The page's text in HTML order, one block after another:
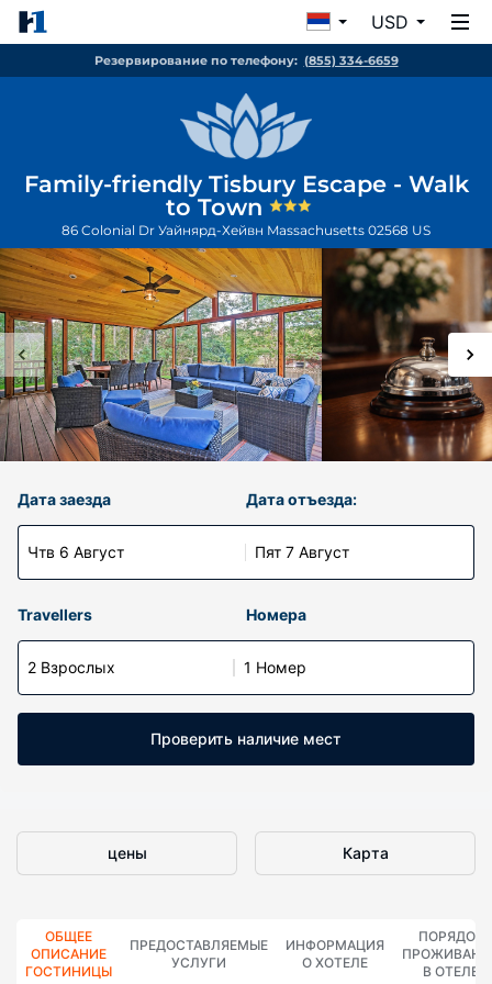
USD
Резервирование по телефону: (855) 334-6659
Family-friendly Tisbury Escape - Walk
to Town
86 Colonial Dr Уайнярд-Хейвн Massachusetts 02568 US
Дата заезда
Чтв 6 Август
Дата отъезда:
Пят 7 Август
Travellers Номера
2 Взрослых 1 Номер
Проверить наличие мест
цены Карта
ОБЩЕЕ
ОПИСАНИЕ
ГОСТИНИЦЫ
ПРЕДОСТАВЛЯЕМЫЕ
УСЛУГИ
ИНФОРМАЦИЯ
О ХОТЕЛЕ
ПОРЯДОК
В ОТЕЛЕ